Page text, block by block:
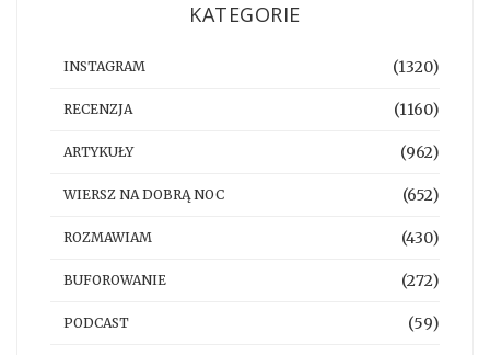
KATEGORIE
INSTAGRAM (1320)
RECENZJA (1160)
ARTYKUŁY (962)
WIERSZ NA DOBRĄ NOC (652)
ROZMAWIAM (430)
BUFOROWANIE (272)
PODCAST (59)